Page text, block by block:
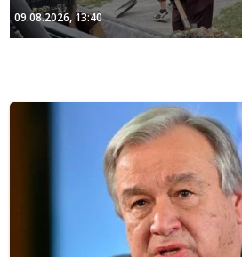
09.08.2026, 13:40